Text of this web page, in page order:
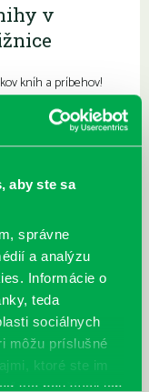
aby ste sa
správne
a analýzu
Informácie o
teda
sociálnych
môžu príslušné
ktoré ste im
ste používali ich
v
kníh a príbehov!
klasické
umiestnený pri
7B a jeho obsluha
16,Prokofievova 5
,Vavilovova 26